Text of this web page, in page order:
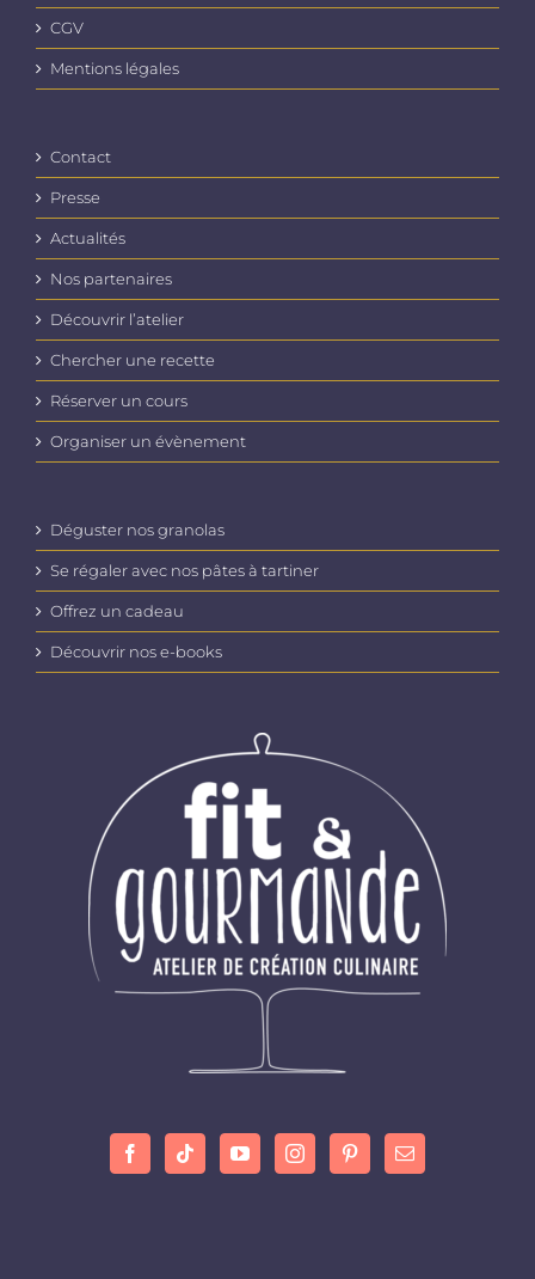
CGV
Mentions légales
Contact
Presse
Actualités
Nos partenaires
Découvrir l’atelier
Chercher une recette
Réserver un cours
Organiser un évènement
Déguster nos granolas
Se régaler avec nos pâtes à tartiner
Offrez un cadeau
Découvrir nos e-books